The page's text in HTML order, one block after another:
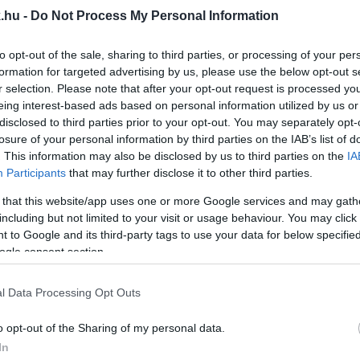
- Do Not Process My Personal Information
opt-out of the sale, sharing to third parties, or processing of your
for targeted advertising by us, please use the below opt-out
selection. Please note that after your opt-out request is processed
interest-based ads based on personal information utilized by us
to third parties prior to your opt-out. You may separately
of your personal information by third parties on the IAB’s list of
This information may also be disclosed by us to third parties on the
Participants that may further disclose it to other third parties.
that this website/app uses one or more Google services and may
but not limited to your visit or usage behaviour. You may
to Google and its third-party tags to use your data for below
consent section.
Data Processing Opt Outs
opt-out of the Sharing of my personal data.
ZSOLT FOTÓJA IS KINT VAN ORBÁN VIKTORÉ
AKI A TÖKÉLETES RÉTESRECEPT MIATT KÉSELT
a nyakához fogta a kést a vádlott, ő pedig
MIATT EGY FÉRFI GYŐRBEN
ROBERTO CARLOS